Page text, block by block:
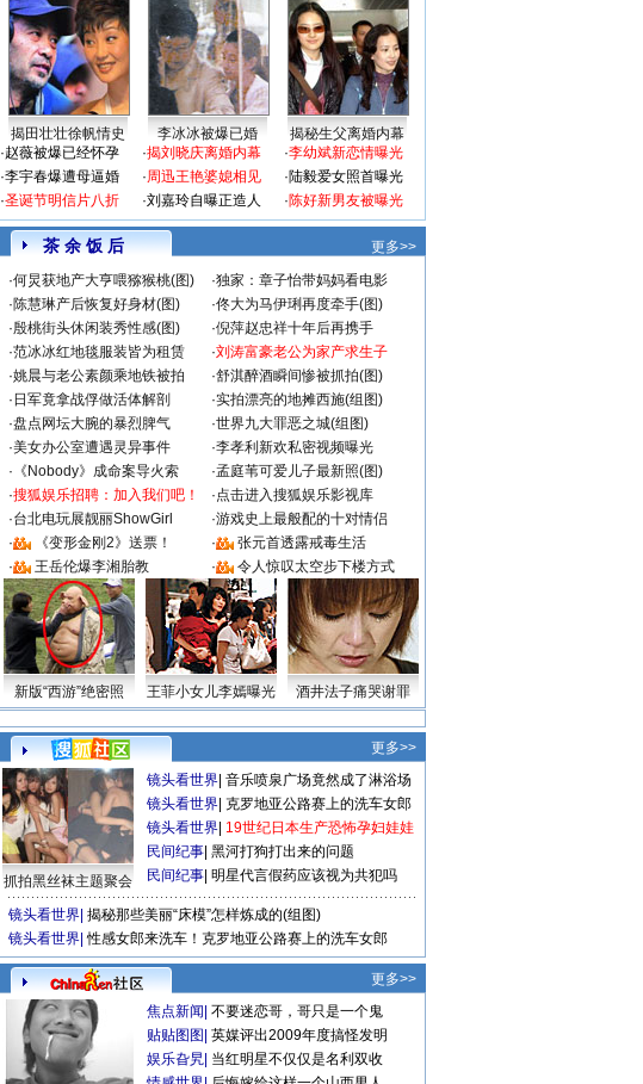
揭田壮壮徐帆情史 李冰冰被爆已婚
揭秘生父离婚内幕
·赵薇被爆已经怀孕
·李宇春爆遭母逼婚
·圣诞节明信片八折
·揭刘晓庆离婚内幕
·周迅王艳婆媳相见
·刘嘉玲自曝正造人
·李幼斌新恋情曝光
·陆毅爱女照首曝光
·陈好新男友被曝光
茶 余 饭 后
更多>>
·何炅获地产大亨喂猕猴桃(图) ·独家：章子怡带妈妈看电影
·陈慧琳产后恢复好身材(图) ·佟大为马伊琍再度牵手(图)
·殷桃街头休闲装秀性感(图) ·倪萍赵忠祥十年后再携手
·范冰冰红地毯服装皆为租赁 ·刘涛富豪老公为家产求生子
·姚晨与老公素颜乘地铁被拍 ·舒淇醉酒瞬间惨被抓拍(图)
· 日军竟拿战俘做活体解剖 ·实拍漂亮的地摊西施(组图)
·盘点网坛大腕的暴烈脾气 ·世界九大罪恶之城(组图)
·美女办公室遭遇灵异事件 ·李孝利新欢私密视频曝光
· 《Nobody》成命案导火索 ·孟庭苇可爱儿子最新照(图)
·搜狐娱乐招聘：加入我们吧！ ·点击进入搜狐娱乐影视库
·台北电玩展靓丽ShowGirl ·游戏史上最般配的十对情侣
·
《变形金刚2》送票！ ·
张元首透露戒毒生活
·
王岳伦爆李湘胎教 · 令人惊叹太空步下楼方式
新版“西游”绝密照 王菲小女儿李嫣曝光 酒井法子痛哭谢罪
更多>>
抓拍黑丝袜主题聚会
镜头看世界 音乐喷泉广场竟然成了淋浴场
镜头看世界 克罗地亚公路赛上的洗车女郎
镜头看世界 19世纪日本生产恐怖孕妇娃娃
民间纪事 黑河打狗打出来的问题
民间纪事 明星代言假药应该视为共犯吗
镜头看世界 揭秘那些美丽“床模”怎样炼成的(组图)
镜头看世界 性感女郎来洗车！克罗地亚公路赛上的洗车女郎
更多>>
焦点新闻 不要迷恋哥，哥只是一个鬼
贴贴图图 英媒评出2009年度搞怪发明
娱乐旮旯 当红明星不仅仅是名利双收